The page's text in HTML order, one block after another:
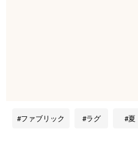
ファブリック ラグ 夏